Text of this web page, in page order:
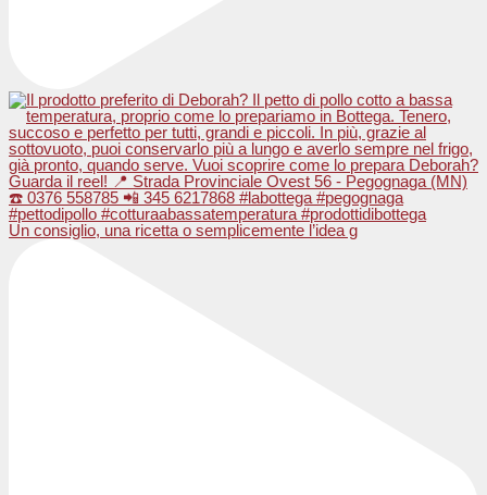
Un consiglio, una ricetta o semplicemente l’idea g